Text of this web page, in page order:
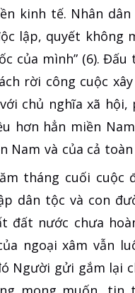
kinh tế. Nhân
lập, quyết không
của mình” (6).
rời công cuộc
chủ nghĩa xã
hơn hẳn miền
Nam và của cả toàn
tháng cuối
dân tộc và con
đất nước chưa
ngoại xâm vẫn
Người gửi gắm lại